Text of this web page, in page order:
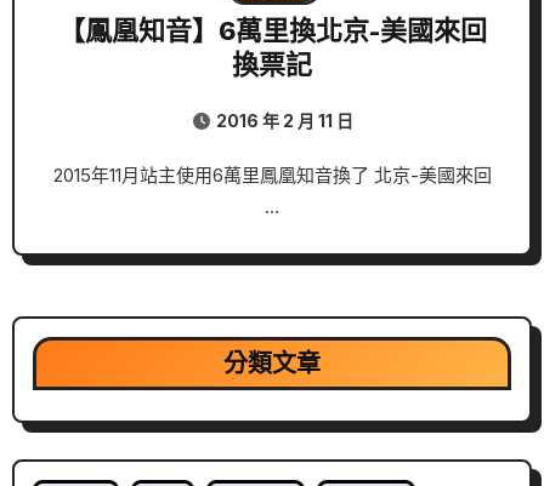
【鳳凰知音】6萬里換北京-美國來回
換票記
2016 年 2 月 11 日
2015年11月站主使用6萬里鳳凰知音換了 北京-美國來回
…
分類文章